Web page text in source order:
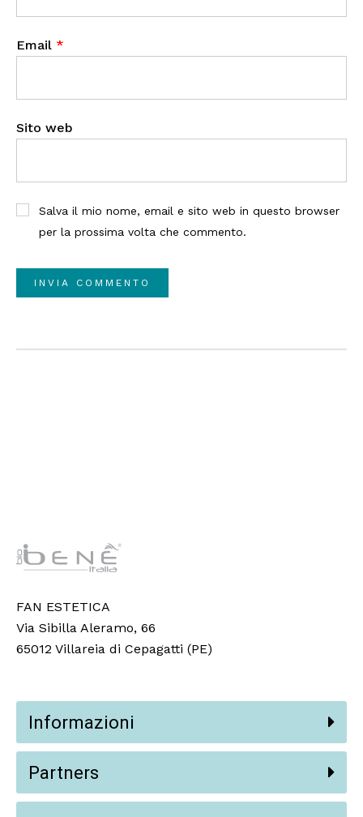
Email *
Sito web
Salva il mio nome, email e sito web in questo browser
per la prossima volta che commento.
FAN ESTETICA
Via Sibilla Aleramo, 66
65012 Villareia di Cepagatti (PE)
Informazioni
Partners